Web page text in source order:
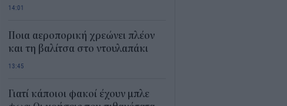
14:01
Ποια αεροπορική χρεώνει πλέον
και τη βαλίτσα στο ντουλαπάκι
13:45
Γιατί κάποιοι φακοί έχουν μπλε